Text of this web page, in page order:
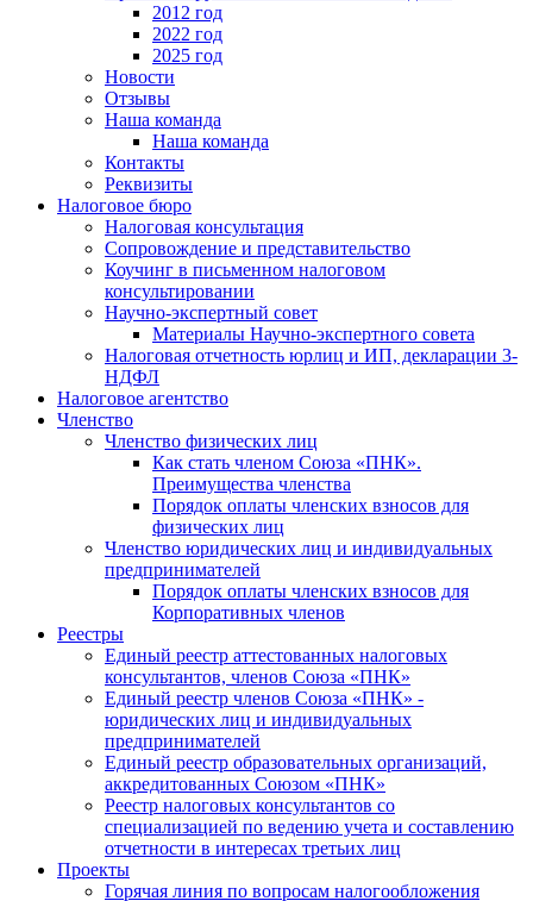
2012 год
2022 год
2025 год
Новости
Отзывы
Наша команда
Наша команда
Контакты
Реквизиты
Налоговое бюро
Налоговая консультация
Cопровождение и представительство
Коучинг в письменном налоговом
консультировании
Научно-экспертный совет
Материалы Научно-экспертного совета
Налоговая отчетность юрлиц и ИП, декларации 3-
НДФЛ
Налоговое агентство
Членство
Членство физических лиц
Как стать членом Союза «ПНК».
Преимущества членства
Порядок оплаты членских взносов для
физических лиц
Членство юридических лиц и индивидуальных
предпринимателей
Порядок оплаты членских взносов для
Корпоративных членов
Реестры
Единый реестр аттестованных налоговых
консультантов, членов Союза «ПНК»
Единый реестр членов Союза «ПНК» -
юридических лиц и индивидуальных
предпринимателей
Единый реестр образовательных организаций,
аккредитованных Союзом «ПНК»
Реестр налоговых консультантов со
специализацией по ведению учета и составлению
отчетности в интересах третьих лиц
Проекты
Горячая линия по вопросам налогообложения